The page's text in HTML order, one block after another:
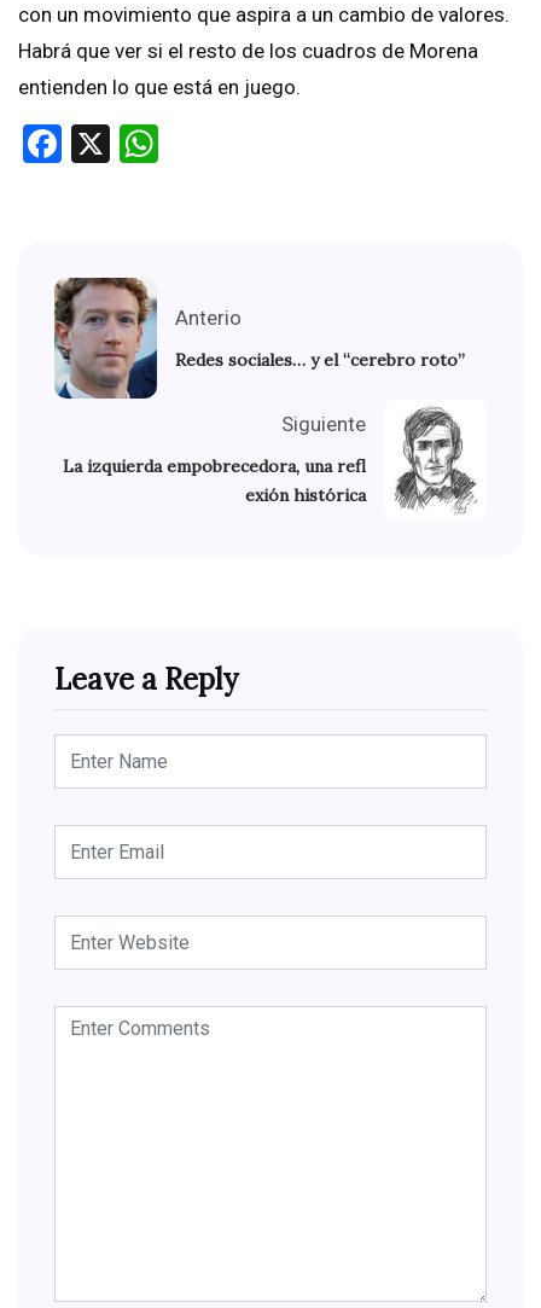
con un movimiento que aspira a un cambio de valores.
Habrá que ver si el resto de los cuadros de Morena
entienden lo que está en juego.
Facebook
X
Anterio
Redes sociales… y el “cerebro roto”
Siguiente
La izquierda empobrecedora, una refl
exión histórica
Leave a Reply